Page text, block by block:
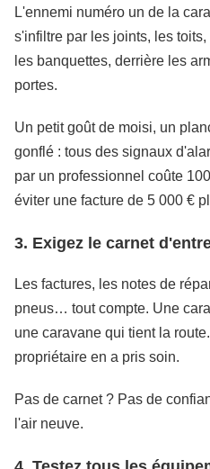
L'ennemi numéro un de la
s'infiltre par les joints, les
les banquettes, derrière les
portes.
Un petit goût de moisi, un
gonflé : tous des signaux
par un professionnel coûte
éviter une facture de 5 000 €
3. Exigez le carnet
Les factures, les notes de
pneus… tout compte. Une
une caravane qui tient la
propriétaire en a pris soin.
Pas de carnet ? Pas de
l'air neuve.